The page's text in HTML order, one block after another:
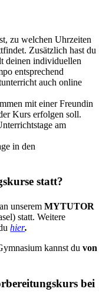
zu welchen Uhrzeiten
Zusätzlich hast du
deinen individuellen
entsprechend
auch online
mit einer Freundin
Kurs erfolgen soll.
am
in den
statt?
unseremMYTUTOR
statt. Weitere
hier.
kannst duvon
bei